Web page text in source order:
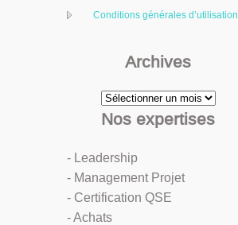
Conditions générales d’utilisation
Archives
Archives
Nos expertises
- Leadership
- Management Projet
- Certification QSE
- Achats